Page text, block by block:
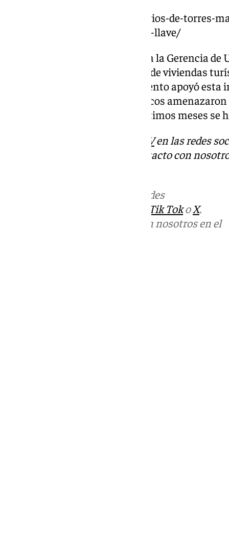
https://www.101tv.es/propietarios-de-torres-
pisos-meses-despues-recibir-la-llave/
Ante esta situación, se solicitó a la Gerencia
licencias a más de un centenar de viviendas
requisitos legales. El Ayuntamiento apoyó
propietarios de los pisos turísticos
división sigue, aunque en los últimos meses
101TVen las redes
. Puedes ponerte en contacto con
en las redes
Tik TokoX.
Puedes ponerte en contacto con nosotros en el